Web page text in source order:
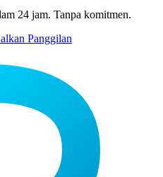
24 jam. Tanpa komitmen.
Panggilan